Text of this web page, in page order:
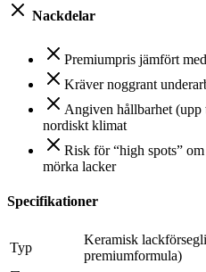
Nackdelar
Premiumpris jämfört
Kräver noggrant
Angiven hållbarhet
nordiskt klimat
Risk för “high spots”
mörka lacker
Specifikationer
Typ
Keramisk
premiumformula)